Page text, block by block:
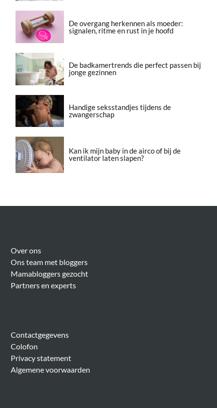
De overgang herkennen als moeder:
signalen, ritme en rust in je hoofd
De badkamertrends die perfect passen bij
jonge gezinnen
Handige seksstandjes tijdens de
zwangerschap
Kan ik mijn baby in de airco of bij de
ventilator laten slapen?
Over ons
Ons team met bloggers
Mamabloggers gezocht
Partners en experts
Contactgegevens
Colofon
Privacy statement
Algemene voorwaarden